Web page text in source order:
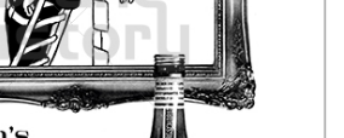
Scharlachberg Weinbrennerei, Wiesbaden
1962